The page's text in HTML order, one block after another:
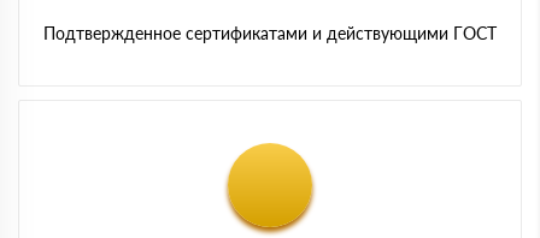
Подтвержденное сертификатами и действующими ГОСТ